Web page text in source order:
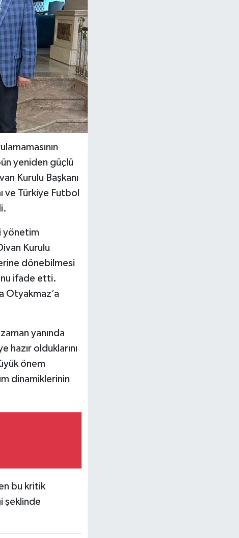
yeniden güçlü
Kurulu Başkanı
ve Türkiye Futbol
yönetim
Kurulu
dönebilmesi
ifade etti.
Otyakmaz’a
yanında
olduklarını
önem
dinamiklerinin
bu kritik
şeklinde